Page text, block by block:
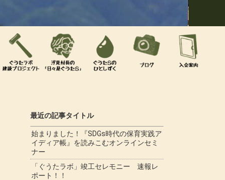
最近の記事タイトル
始まりました！『SDGs時代の保育実践ア
イディア帳』を読みこむオンラインセミ
ナー
「ぐうたラボ」竣工セレモニー 速報レ
ポート！！